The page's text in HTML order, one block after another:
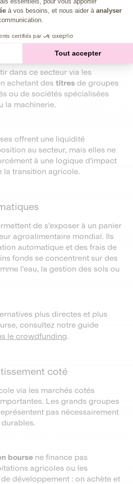
l'agriculture
et agroalimentaires
dans ce secteur via les
achetant destitres de groupes
ou de sociétés spécialisées
la machinerie.
offrent une liquidité
au secteur, mais elles ne
à une logique d'impact
la transition agricole.
de s'exposer à un panier
agroalimentaire mondial. Ils
automatique et des frais de
fonds se concentrent sur des
l'eau, la gestion des sols ou
plus directes et plus
consultez notre guide
le crowdfunding.
coté
via les marchés cotés
Les grands groupes
pas nécessairement
bourse ne finance pas
agricoles ou les
développement : on achète et
à vos besoins, et nous aider à analyser
certifiés par
Tout accepter